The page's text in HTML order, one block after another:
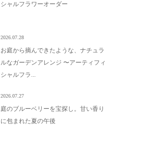
シャルフラワーオーダー
2026.07.28
お庭から摘んできたような、ナチュラ
ルなガーデンアレンジ 〜アーティフィ
シャルフラ...
2026.07.27
庭のブルーベリーを宝探し。甘い香り
に包まれた夏の午後